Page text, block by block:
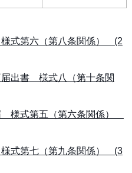
式第六（第八条関係） (2
出書 様式八（第十条関
様式第五（第六条関係）
式第七（第九条関係） (3